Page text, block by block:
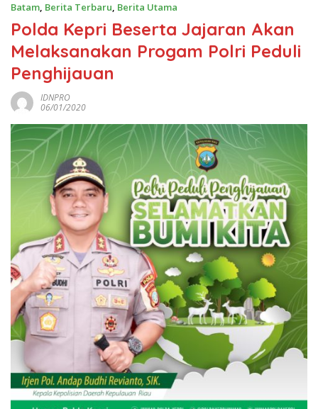
Batam, Berita Terbaru, Berita Utama
Polda Kepri Beserta Jajaran Akan
Melaksanakan Progam Polri Peduli
Penghijauan
IDNPRO
06/01/2020